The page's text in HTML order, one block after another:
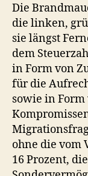
Die
die linken,
sie längst
dem
in Form von
für die
sowie in
ohne die vom
16 Prozent,